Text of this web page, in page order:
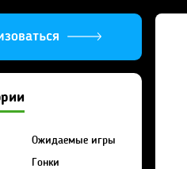
Ожидаемые игры
Гонки